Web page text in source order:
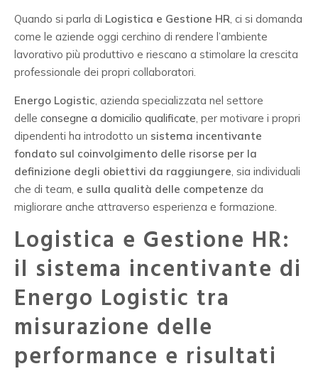
Quando si parla di Logistica e Gestione HR, ci si domanda
come le aziende oggi cerchino di rendere l’ambiente
lavorativo più produttivo e riescano a stimolare la crescita
professionale dei propri collaboratori.
Energo Logistic, azienda specializzata nel settore
delle consegne a domicilio qualificate, per motivare i propri
dipendenti ha introdotto un sistema incentivante
fondato sul coinvolgimento delle risorse per la
definizione degli obiettivi da raggiungere, sia individuali
che di team, e sulla qualità delle competenze da
migliorare anche attraverso esperienza e formazione.
Logistica e Gestione HR:
il sistema incentivante di
Energo Logistic tra
misurazione delle
performance e risultati